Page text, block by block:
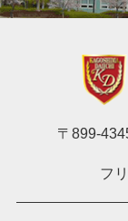
〒899-
フ